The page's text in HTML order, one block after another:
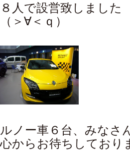
８人で設営致しました
（＞∀＜ｑ）
ルノー車６台、みなさ
心からお待ちしており